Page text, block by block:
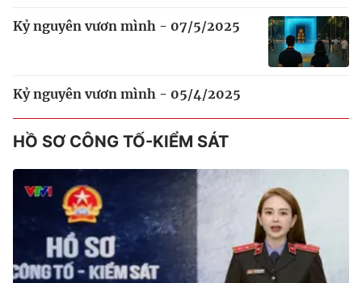
Kỷ nguyên vươn mình - 07/5/2025
Kỷ nguyên vươn mình - 05/4/2025
HỒ SƠ CÔNG TỐ-KIỂM SÁT